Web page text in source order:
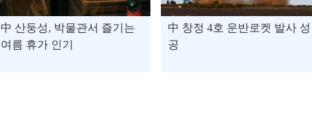
中 산둥성, 박물관서 즐기는
여름 휴가 인기
中 창정 4호 운반로켓 발사 성
공